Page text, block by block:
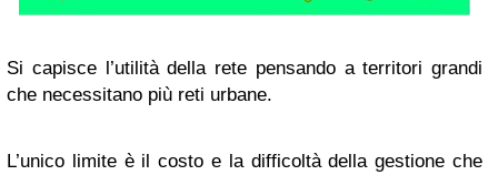
Si capisce l’utilità della rete pensando a territori grandi
che necessitano più reti urbane.
L’unico limite è il costo e la difficoltà della gestione che